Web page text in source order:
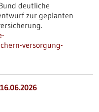
deutliche
zur geplanten
versorgung-